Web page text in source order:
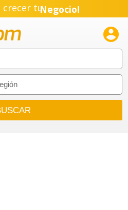
crecer tuNegocio!
Emprendimiento!
